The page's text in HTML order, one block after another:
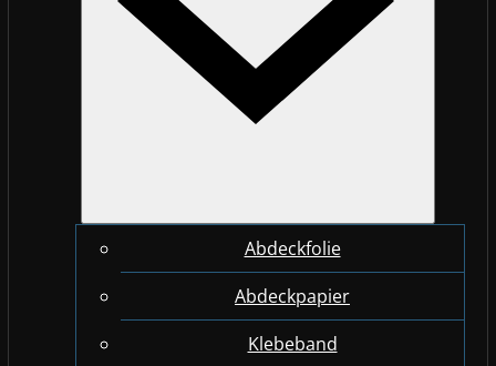
Abdeckfolie
Abdeckpapier
Klebeband